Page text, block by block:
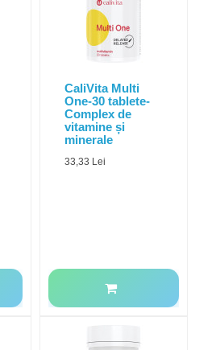
CaliVita Multi
One-30 tablete-
Complex de
vitamine și
minerale
33,33 Lei